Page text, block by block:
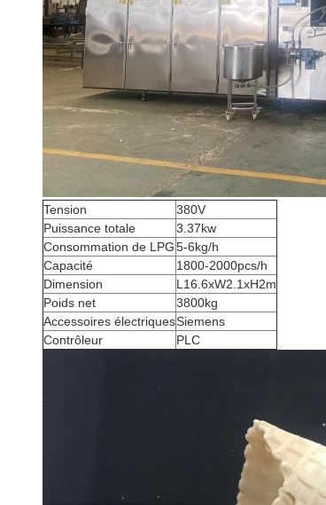
Tension
380V
Puissance totale
3.37kw
Consommation de LPG5-6kg/h
Capacité
1800-2000pcs/h
Dimension
L16.6xW2.1xH2m
Poids net
3800kg
Accessoires électriquesSiemens
Contrôleur
PLC